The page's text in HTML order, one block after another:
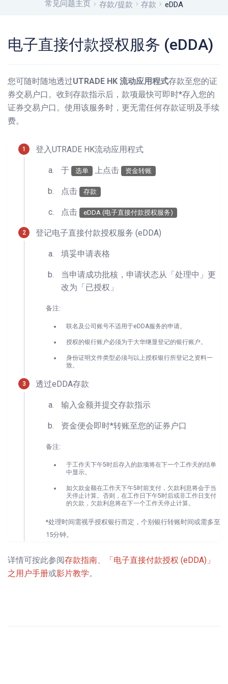
常见问题主页 存款/提款 存款 eDDA
电子直接付款授权服务 (eDDA)
您可随时随地透过UTRADE HK 流动应用程式存款至您的证
券交易户口。收到存款指示后，款项最快可即时*存入您的
证券交易户口。使用该服务时，更无需任何存款证明及手续
费。
登入UTRADE HK流动应用程式
于 选单 上点击 资金转账
点击 存款
点击 eDDA (电子直接付款授权服务)
登记电子直接付款授权服务 (eDDA)
填妥申请表格
当申请成功批核，申请状态从「处理中」更
改为「已授权」
备注:
联名及公司账号不适用于eDDA服务的申请。
授权的银行账户必须为于大华继显登记的银行账户。
身份证明文件类型必须与以上授权银行所登记之资料一
致。
透过eDDA存款
输入金额并提交存款指示
资金便会即时*转账至您的证券户口
备注:
于工作天下午5时后存入的款项将在下一个工作天的结单
中显示。
如欠款金额在工作天下午5时前支付，欠款利息将会于当
天停止计算。否则，在工作日下午5时后或非工作日支付
的欠款，欠款利息将在下一个工作天停止计算。
*处理时间需视乎授权银行而定，个别银行转账时间或需多至
15分钟。
详情可按此参阅存款指南、
「电子直接付款授权 (eDDA)」
之用户手册或影片教学。